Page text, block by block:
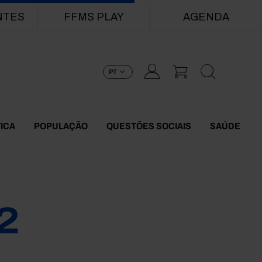
FFMS PLAY AGENDA
PT
POPULAÇÃO QUESTÕES SOCIAIS SAÚDE